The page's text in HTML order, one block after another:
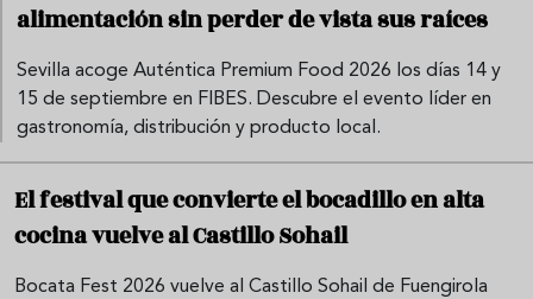
alimentación sin perder de vista sus raíces
Sevilla acoge Auténtica Premium Food 2026 los días 14 y
15 de septiembre en FIBES. Descubre el evento líder en
gastronomía, distribución y producto local.
El festival que convierte el bocadillo en alta
cocina vuelve al Castillo Sohail
Bocata Fest 2026 vuelve al Castillo Sohail de Fuengirola